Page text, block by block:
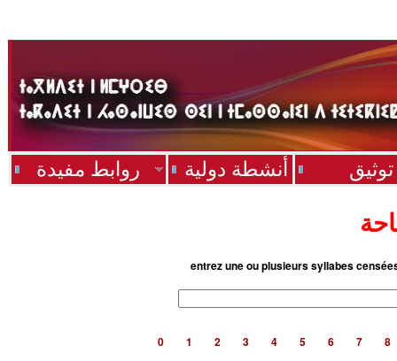
روابط مفيدة أنشطة دولية توثيق
entrez une ou plusieurs syllabes
0 1 2 3 4 5 6 7 8